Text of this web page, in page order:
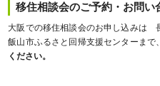
移住相談会のご予約・お問い
大阪での移住相談会のお申し込み
飯山市ふるさと回帰支援センターまで、
ください。